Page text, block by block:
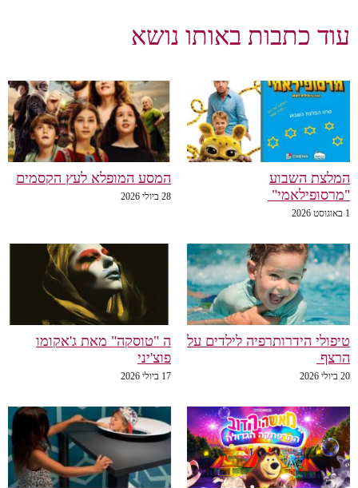
עוד כתבות באותו נושא
המלצת השבוע
"מרסופילאמי"
1 באוגוסט 2026
המסע המופלא לעץ הקסמים
28 ביולי 2026
טיפולי הידרותרפיה לילדים על
הרצף
20 ביולי 2026
ה "טוסקה" מאת ג'אקומו
פוצ'יני
17 ביולי 2026